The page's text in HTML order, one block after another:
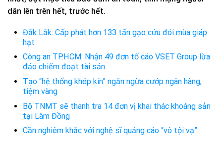
dân lên trên hết, trước hết.
Đắk Lắk: Cấp phát hơn 133 tấn gạo cứu đói mùa giáp
hạt
Công an TP.HCM: Nhận 49 đơn tố cáo VSET Group lừa
đảo chiếm đoạt tài sản
Tạo “hệ thống khép kín” ngăn ngừa cướp ngân hàng,
tiệm vàng
Bộ TNMT sẽ thanh tra 14 đơn vị khai thác khoáng sản
tại Lâm Đồng
Cần nghiêm khắc với nghệ sĩ quảng cáo “vô tội vạ”